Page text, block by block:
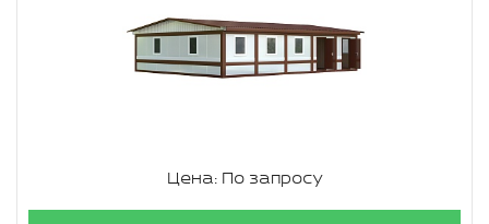
Цена: По запросу